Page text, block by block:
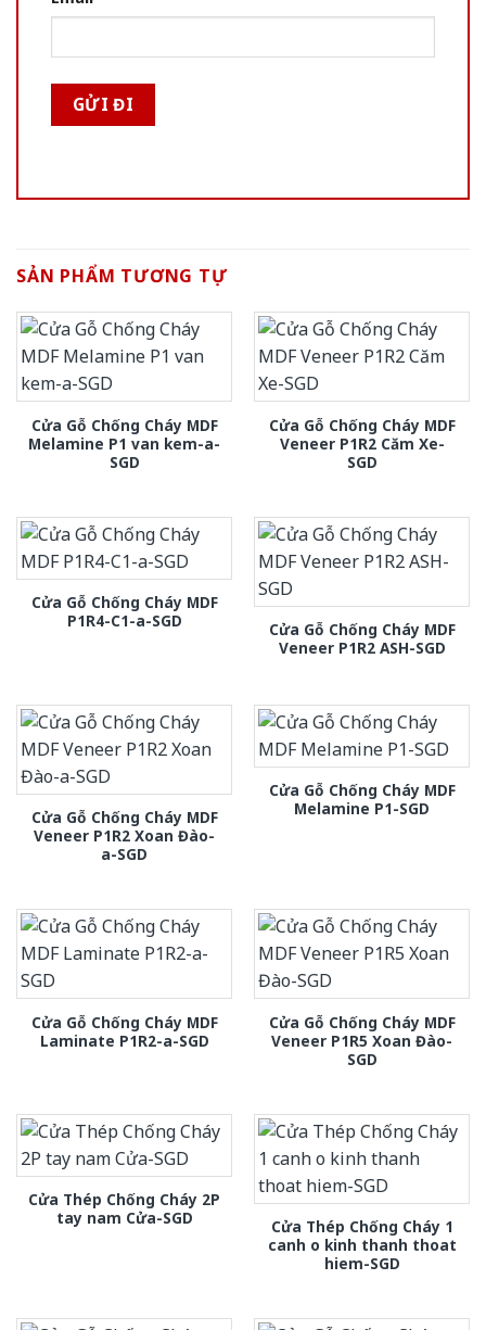
SẢN PHẨM TƯƠNG TỰ
Cửa Gỗ Chống Cháy MDF
Melamine P1 van kem-a-
SGD
Cửa Gỗ Chống Cháy MDF
Veneer P1R2 Căm Xe-
SGD
Cửa Gỗ Chống Cháy MDF
P1R4-C1-a-SGD
Cửa Gỗ Chống Cháy MDF
Veneer P1R2 ASH-SGD
Cửa Gỗ Chống Cháy MDF
Veneer P1R2 Xoan Đào-
a-SGD
Cửa Gỗ Chống Cháy MDF
Melamine P1-SGD
Cửa Gỗ Chống Cháy MDF
Laminate P1R2-a-SGD
Cửa Gỗ Chống Cháy MDF
Veneer P1R5 Xoan Đào-
SGD
Cửa Thép Chống Cháy 2P
tay nam Cửa-SGD
Cửa Thép Chống Cháy 1
canh o kinh thanh thoat
hiem-SGD